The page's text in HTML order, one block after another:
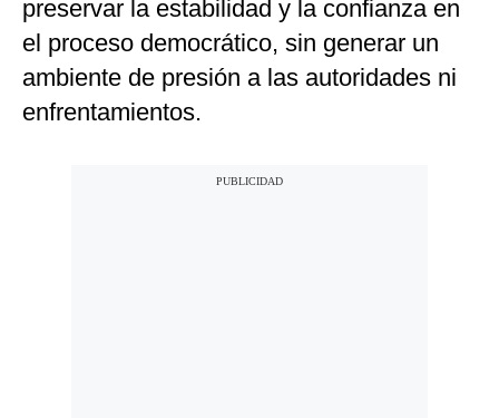
preservar la estabilidad y la confianza en
el proceso democrático, sin generar un
ambiente de presión a las autoridades ni
enfrentamientos.